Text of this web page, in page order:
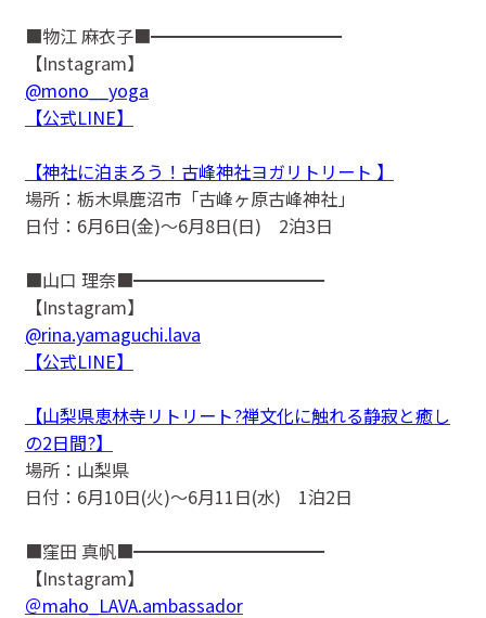
■物江 麻衣子■━━━━━━━━━━━
【Instagram】
@mono__yoga
【公式LINE】
【神社に泊まろう！古峰神社ヨガリトリート 】
場所：栃木県鹿沼市「古峰ヶ原古峰神社」
日付：6月6日(金)〜6月8日(日) 2泊3日
■山口 理奈■━━━━━━━━━━━
【Instagram】
@rina.yamaguchi.lava
【公式LINE】
【山梨県恵林寺リトリート?禅文化に触れる静寂と癒し
の2日間?】
場所：山梨県
日付：6月10日(火)〜6月11日(水) 1泊2日
■窪田 真帆■━━━━━━━━━━━
【Instagram】
＠maho_LAVA.ambassador